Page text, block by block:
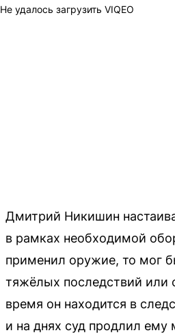
Не удалось загрузить VIQEO
Дмитрий Никишин
в рамках необходимой
применил оружие, то мог
тяжёлых последствий или
время он находится в
и на днях суд продлил ему